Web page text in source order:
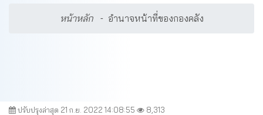
หน้าหลัก อำนาจหน้าที่ของกองคลัง
ปรับปรุงล่าสุด 21 ก.ย. 2022 14:08:55 8,313